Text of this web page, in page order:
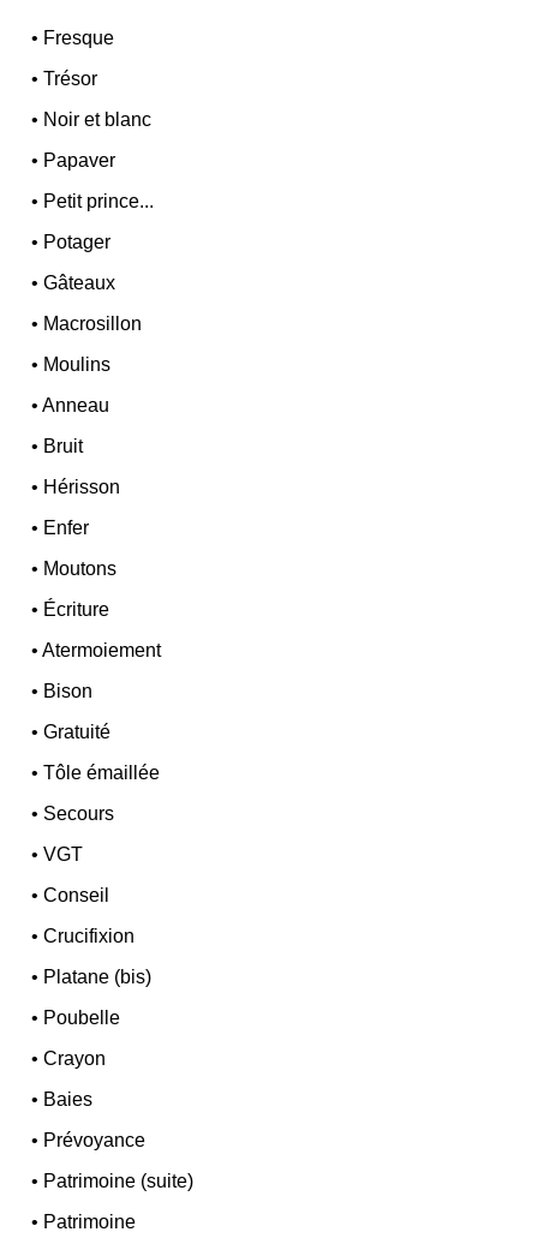
• Fresque
•Trésor
• Noir et blanc
• Papaver
• Petit prince...
• Potager
•Gâteaux
• Macrosillon
• Moulins
•Anneau
• Bruit
• Hérisson
• Enfer
• Moutons
• Écriture
•Atermoiement
• Bison
•Gratuité
•Tôle émaillée
• Secours
•VGT
•Conseil
•Crucifixion
• Platane (bis)
• Poubelle
•Crayon
• Baies
• Prévoyance
• Patrimoine (suite)
• Patrimoine